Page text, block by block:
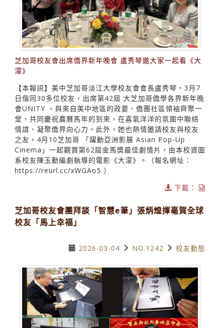
芝加哥校友會出席僑界新年晚會 盧秀琴邀大家一起看《大
濛》
【本報訊】美中芝加哥淡江大學校友會會長盧秀琴，3月7
日偕同30多位校友，出席第42屆 大芝加哥僑學各界新年晚
會UNITY ，與來自美中地區的政要、僑團社區領袖齊聚一
堂，共同慶祝農曆馬年的到來，在喜氣洋洋的氛圍中聯絡
情誼、凝聚僑界向心力。此外，她也熱情邀請校友與校友
之友，4月10芝加哥 「躍動亞洲影展 Asian Pop-Up
Cinema」一起觀賞第62屆金馬獎最佳劇情片，由本校資圖
系校友陳玉勳編劇執導的電影《大濛》。（報名網址：
https://reurl.cc/xWGAo5 ）
下載：
芝加哥校友會團拜談「智慧e筆」張炳煌揮毫賀全球
校友「馬上幸福」
2026-03-04 NO.1242 校友動態